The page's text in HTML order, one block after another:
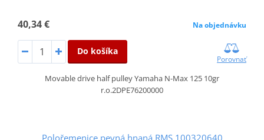
40,34 € Na objednávku
Do košíka
Porovnať
Movable drive half pulley Yamaha N-Max 125 10gr
r.o.2DPE76200000